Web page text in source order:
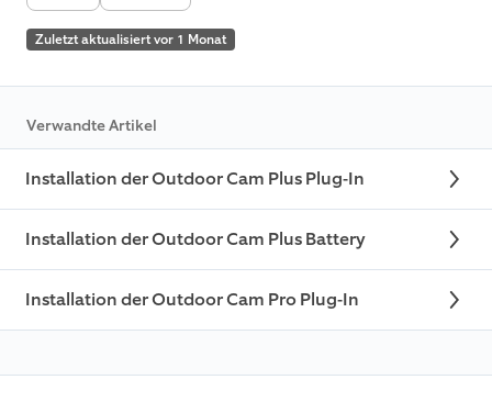
Zuletzt aktualisiert vor 1 Monat
Verwandte Artikel
Installation der Outdoor Cam Plus Plug-In
Installation der Outdoor Cam Plus Battery
Installation der Outdoor Cam Pro Plug-In